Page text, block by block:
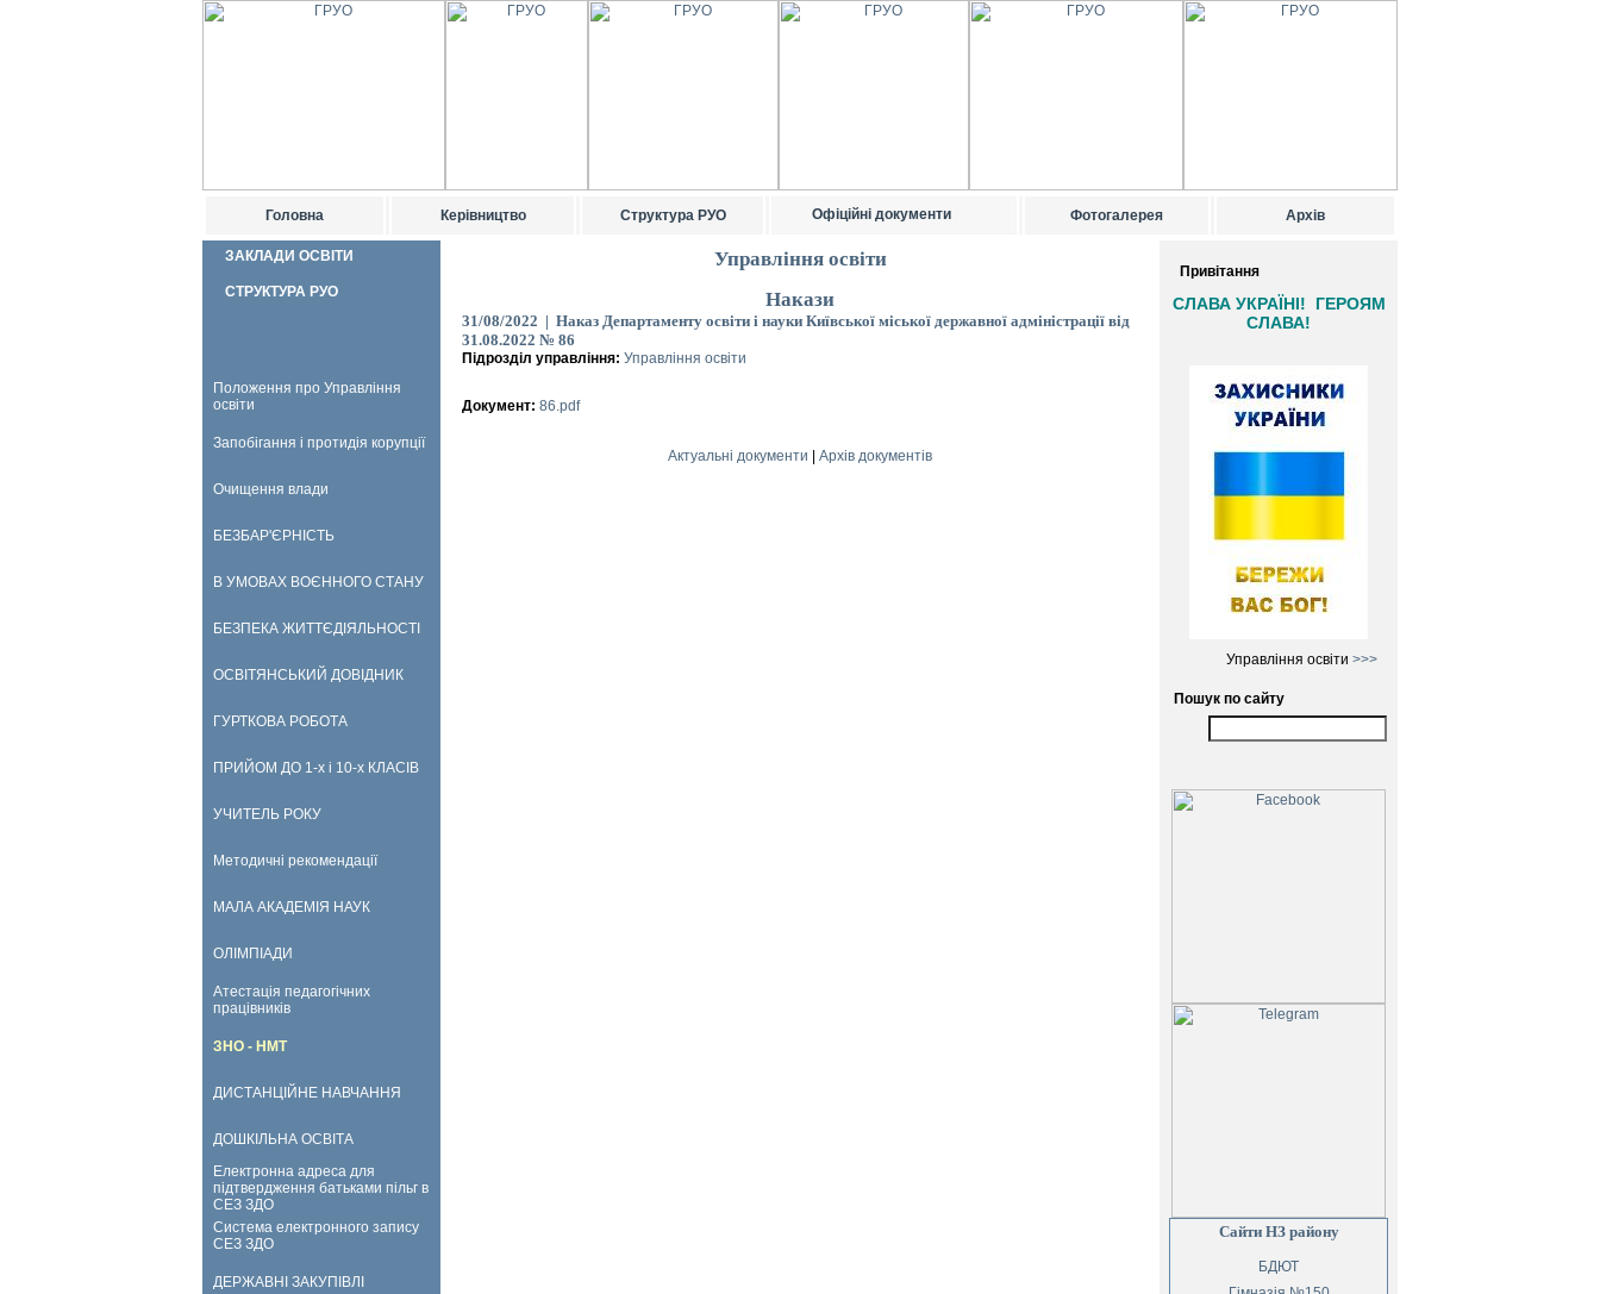
Головна Керівництво Структура РУО Офіційні документи Фотогалерея Архів
ЗАКЛАДИ ОСВІТИ
СТРУКТУРА РУО
Положення про Управління
освіти
Запобігання і протидія корупції
Очищення влади
БЕЗБАР'ЄРНІСТЬ
В УМОВАХ ВОЄННОГО СТАНУ
БЕЗПЕКА ЖИТТЄДІЯЛЬНОСТІ
ОСВІТЯНСЬКИЙ ДОВІДНИК
ГУРТКОВА РОБОТА
ПРИЙОМ ДО 1-х і 10-х КЛАСІВ
УЧИТЕЛЬ РОКУ
Методичні рекомендації
МАЛА АКАДЕМІЯ НАУК
ОЛІМПІАДИ
Атестація педагогічних
працівників
ЗНО - НМТ
ДИСТАНЦІЙНЕ НАВЧАННЯ
ДОШКІЛЬНА ОСВІТА
Електронна адреса для
підтвердження батьками пільг в
СЕЗ ЗДО
Система електронного запису
СЕЗ ЗДО
ДЕРЖАВНІ ЗАКУПІВЛІ
Управління освіти
Накази
31/08/2022 | Наказ Департаменту освіти і науки Київської міської державної адміністрації від
31.08.2022 № 86
Підрозділ управління: Управління освіти
Документ: 86.pdf
Актуальні документи Архів документів
Привітання
СЛАВА УКРАЇНІ! ГЕРОЯМ
СЛАВА!
Управління освіти >>>
Пошук по сайту
Сайти НЗ району
БДЮТ